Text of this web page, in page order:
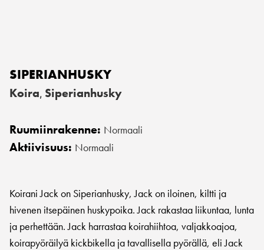
SIPERIANHUSKY
Koira, Siperianhusky
Ruumiinrakenne: Normaali
Aktiivisuus: Normaali
Koirani Jack on Siperianhusky, Jack on iloinen, kiltti ja
hivenen itsepäinen huskypoika. Jack rakastaa liikuntaa, lunta
ja perhettään. Jack harrastaa koirahiihtoa, valjakkoajoa,
koirapyöräilyä kickbikella ja tavallisella pyörällä, eli Jack